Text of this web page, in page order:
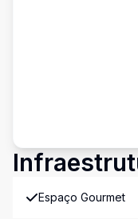
Espaço Gourmet